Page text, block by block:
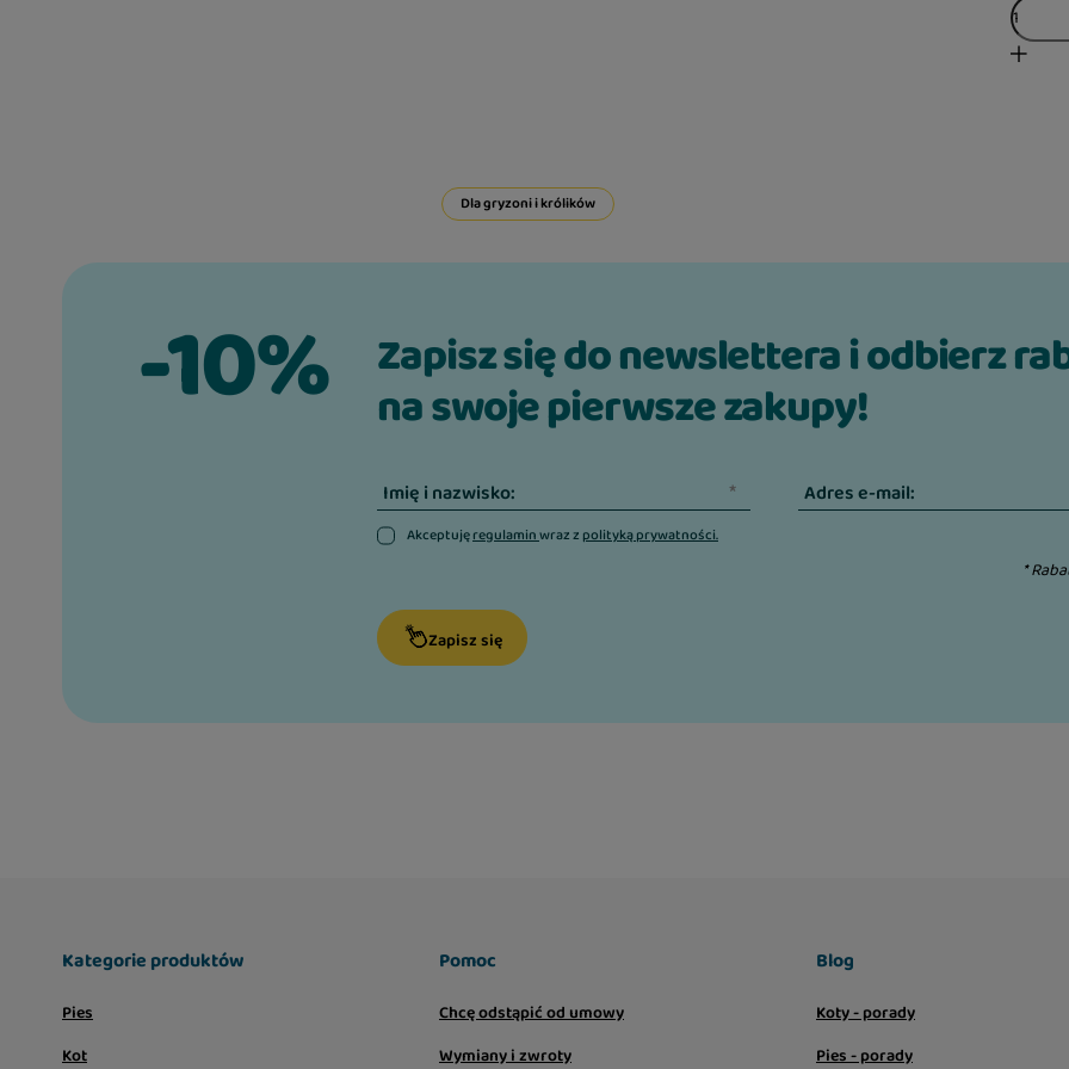
Dla gryzoni i królików
-10% Zapisz się do newslettera i odbierz
na swoje pierwsze zakupy!
Imię i nazwisko: Adres e-mail:
Akceptujęregulaminwraz zpolityką prywatności.
*
Zapisz się
Kategorie produktów
Pies
Kot
Pomoc
Chcę odstąpić od umowy
Wymiany i zwroty
Blog
Koty - porady
Pies - porady